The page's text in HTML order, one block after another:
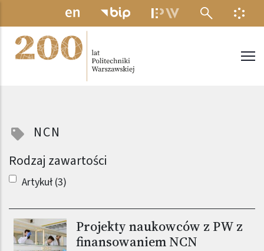
Przejdź do treści
MENU
NCN
Rodzaj zawartości
Artykuł (3)
Obraz (old)
Projekty naukowców z PW z
finansowaniem NCN